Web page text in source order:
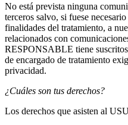
No está prevista ninguna
terceros salvo, si fuese
finalidades del tratamiento, a
relacionados con
RESPONSABLE tiene
de encargado de tratamiento
privacidad.
¿Cuáles son tus derechos?
Los derechos que asisten al